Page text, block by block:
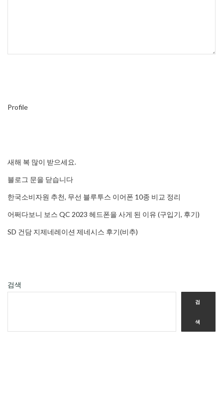
Profile
새해 복 많이 받으세요.
블로그 문을 닫습니다
한국소비자원 추천, 무선 블루투스 이어폰 10종 비교 정리
어쩌다보니 보스 QC 2023 헤드폰을 사게 된 이유 (구입기, 후기)
SD 건담 지제네레이션 제네시스 후기(비추)
검색
검
색